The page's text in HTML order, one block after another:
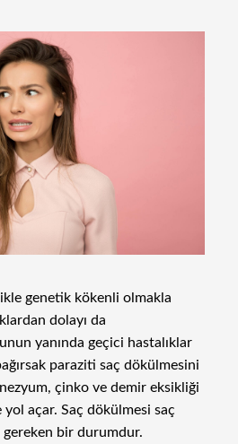
genetik kökenli olmakla
dolayı da
yanında geçici hastalıklar
paraziti saç dökülmesini
çinko ve demir eksikliği
açar. Saç dökülmesi saç
gereken bir durumdur.